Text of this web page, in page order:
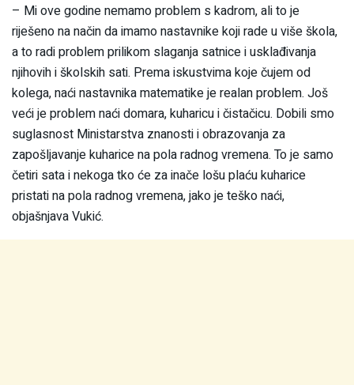
– Mi ove godine nemamo problem s kadrom, ali to je
riješeno na način da imamo nastavnike koji rade u više škola,
a to radi problem prilikom slaganja satnice i usklađivanja
njihovih i školskih sati. Prema iskustvima koje čujem od
kolega, naći nastavnika matematike je realan problem. Još
veći je problem naći domara, kuharicu i čistačicu. Dobili smo
suglasnost Ministarstva znanosti i obrazovanja za
zapošljavanje kuharice na pola radnog vremena. To je samo
četiri sata i nekoga tko će za inače lošu plaću kuharice
pristati na pola radnog vremena, jako je teško naći,
objašnjava Vukić.